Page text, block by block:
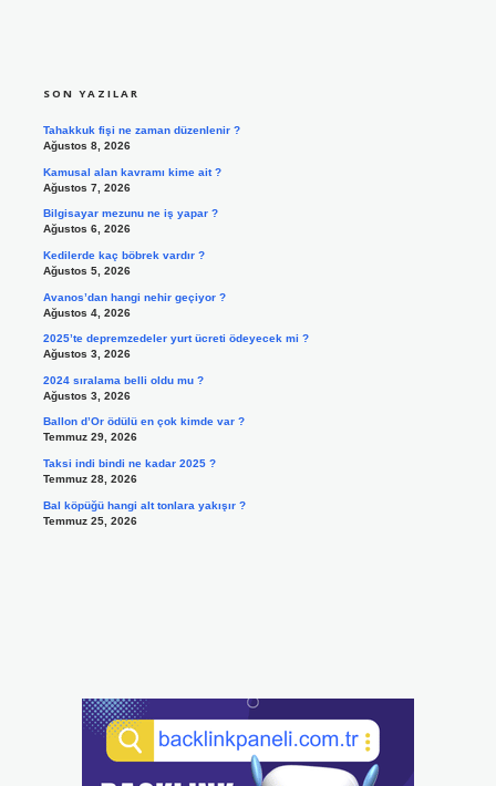
SON YAZILAR
Tahakkuk fişi ne zaman düzenlenir ?
Ağustos 8, 2026
Kamusal alan kavramı kime ait ?
Ağustos 7, 2026
Bilgisayar mezunu ne iş yapar ?
Ağustos 6, 2026
Kedilerde kaç böbrek vardır ?
Ağustos 5, 2026
Avanos’dan hangi nehir geçiyor ?
Ağustos 4, 2026
2025’te depremzedeler yurt ücreti ödeyecek mi ?
Ağustos 3, 2026
2024 sıralama belli oldu mu ?
Ağustos 3, 2026
Ballon d’Or ödülü en çok kimde var ?
Temmuz 29, 2026
Taksi indi bindi ne kadar 2025 ?
Temmuz 28, 2026
Bal köpüğü hangi alt tonlara yakışır ?
Temmuz 25, 2026